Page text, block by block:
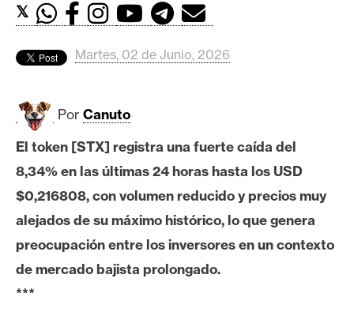
d
s
B
t
c
o
i
𝕏
Martes, 02 de Junio, 2026
Por Canuto
El token [STX] registra una fuerte caída del
8,34% en las últimas 24 horas hasta los USD
$0,216808, con volumen reducido y precios muy
alejados de su máximo histórico, lo que genera
preocupación entre los inversores en un contexto
de mercado bajista prolongado.
***